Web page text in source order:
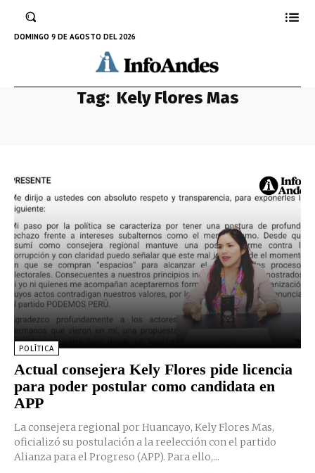
DOMINGO 9 DE AGOSTO DEL 2026
Tag: Kely Flores Mas
POLÍTICA
Actual consejera Kely Flores pide licencia
para poder postular como candidata en
APP
La consejera regional por Huancayo, Kely Flores Mas,
oficializó su postulación a la reelección con el partido
Alianza para el Progreso (APP). Para ello,...